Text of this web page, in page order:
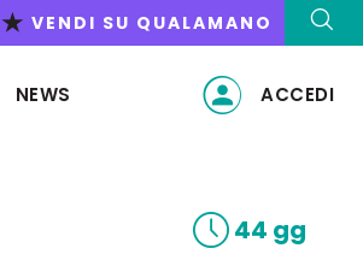
★ VENDI SU QUALAMANO
NEWS ACCEDI
44 gg